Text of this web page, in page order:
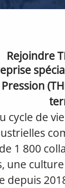
Rejoindre
cycle de
1 800
une
depuis